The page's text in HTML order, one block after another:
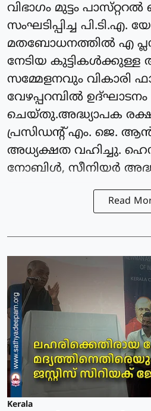
വിഭാഗം മുട്ടം
സംഘടിപ്പിച്ച പി.ടി.എ.
മതബോധനത്തിൽ എ
നേടിയ
സമ്മേളനവും വികാരി
വേഴപ്പറമ്പിൽ ഉദ്ഘാടനം
ചെയ്തു.അദ്ധ്യാപക
പ്രസിഡന്റ്‌ എം. ജെ.
അധ്യക്ഷത വഹിച്ചു.
നോബിൾ, സീനിയർ
Read
Kerala